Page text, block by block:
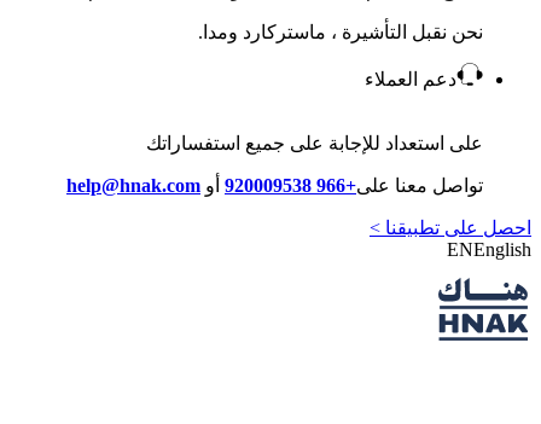
نحن نقبل التأشيرة ، ماستركارد ومدا.
دعم العملاء
على استعداد للإجابة على جميع استفساراتك
تواصل معنا على+966 920009538 أو help@hnak.com
احصل على تطبيقنا >
ENEnglish